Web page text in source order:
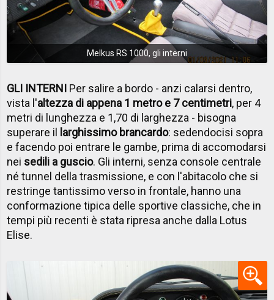
Melkus RS 1000, gli interni
GLI INTERNI Per salire a bordo - anzi calarsi dentro,
vista l'altezza di appena 1 metro e 7 centimetri, per 4
metri di lunghezza e 1,70 di larghezza - bisogna
superare il larghissimo brancardo: sedendocisi sopra
e facendo poi entrare le gambe, prima di accomodarsi
nei sedili a guscio. Gli interni, senza console centrale
né tunnel della trasmissione, e con l'abitacolo che si
restringe tantissimo verso in frontale, hanno una
conformazione tipica delle sportive classiche, che in
tempi più recenti è stata ripresa anche dalla Lotus
Elise.